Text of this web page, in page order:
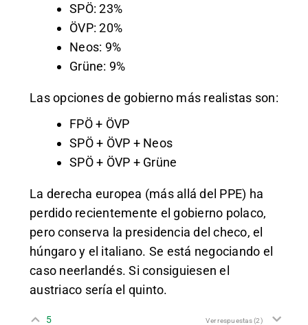
SPÖ: 23%
ÖVP: 20%
Neos: 9%
Grüne: 9%
Las opciones de gobierno más realistas son:
FPÖ + ÖVP
SPÖ + ÖVP + Neos
SPÖ + ÖVP + Grüne
La derecha europea (más allá del PPE) ha
perdido recientemente el gobierno polaco,
pero conserva la presidencia del checo, el
húngaro y el italiano. Se está negociando el
caso neerlandés. Si consiguiesen el
austriaco sería el quinto.
5 Ver respuestas(2)